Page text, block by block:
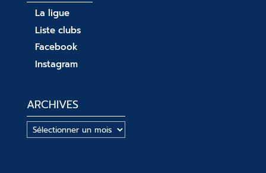
La ligue
Liste clubs
Facebook
Instagram
ARCHIVES
Archives